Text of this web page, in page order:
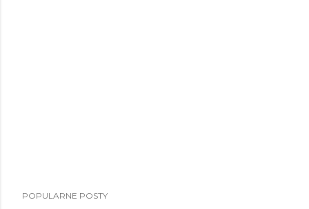
POPULARNE POSTY